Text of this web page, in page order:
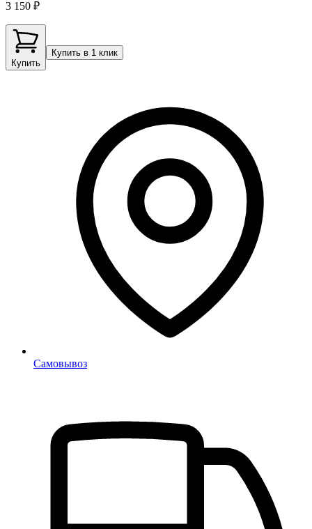
3 150 ₽
Купить
Купить в 1 клик
Самовывоз